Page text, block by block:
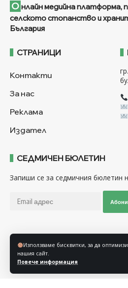
Използваме бисквитки, за да
нашия сайт.
Повече информация
О нлайн медийна платформа,
селското стопанство и
България
СТРАНИЦИ
Контакти
За нас
Реклама
Издател
СЕДМИЧЕН БЮЛЕТИН
Запиши се за седмичния бюлетин